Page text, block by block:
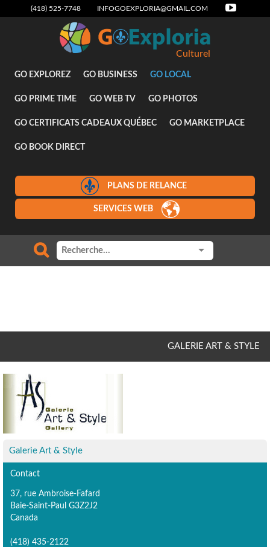
(418) 525-7748 INFOGOEXPLORIA@GMAIL.COM
Culturel
GO EXPLOREZ GO BUSINESS GO LOCAL
GO PRIME TIME GO WEB TV GO PHOTOS
GO CERTIFICATS CADEAUX QUÉBEC GO MARKETPLACE
GO BOOK DIRECT
PLANS DE RELANCE
SERVICES WEB
GALERIE ART & STYLE
Galerie Art & Style
Contact
37, rue Ambroise-Fafard
Baie-Saint-Paul G3Z2J2
Canada
(418) 435-2122